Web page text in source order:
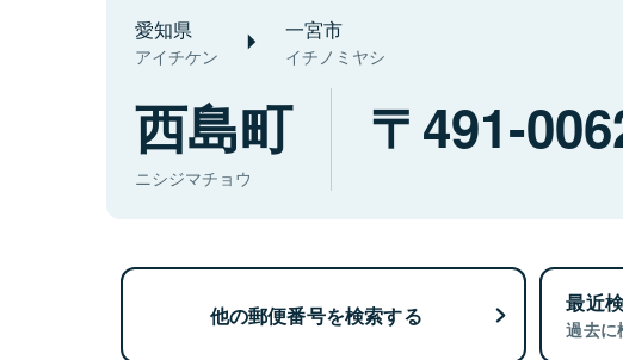
愛知県
アイチケン
一宮市
イチノミヤシ
西島町
ニシジマチョウ
491-
他の郵便番号を検索する 最近
過去に